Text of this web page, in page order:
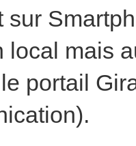
sur
local mais
portail